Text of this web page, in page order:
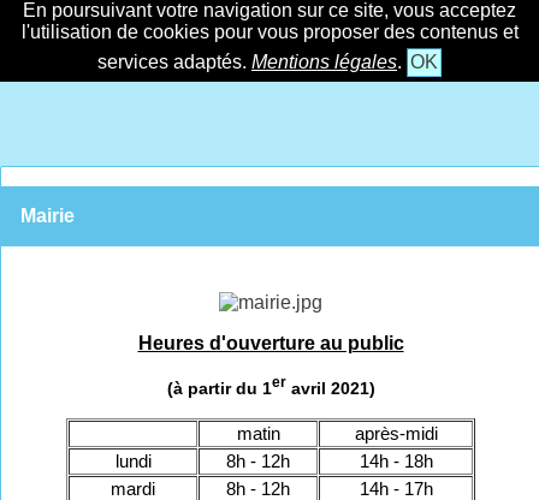
En poursuivant votre navigation sur ce site, vous acceptez
l'utilisation de cookies pour vous proposer des contenus et
services adaptés. Mentions légales. OK
Mairie
Heures d'ouverture au public
(à partir du 1er avril 2021)
matin
après-midi
lundi
8h - 12h
14h - 18h
mardi
8h - 12h
14h - 17h